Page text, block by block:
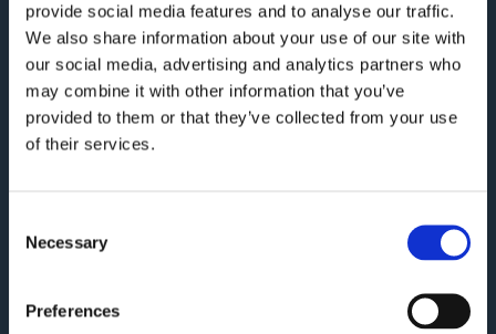
provide social media features and to analyse our traffic.
We also share information about your use of our site with
our social media, advertising and analytics partners who
may combine it with other information that you’ve
provided to them or that they’ve collected from your use
of their services.
Selection
Necessary
Preferences
Italienischkurse bei
LOGO: Effektiv, flexibel